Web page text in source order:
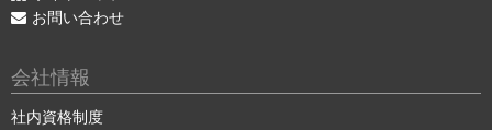
お問い合わせ
会社情報
社内資格制度